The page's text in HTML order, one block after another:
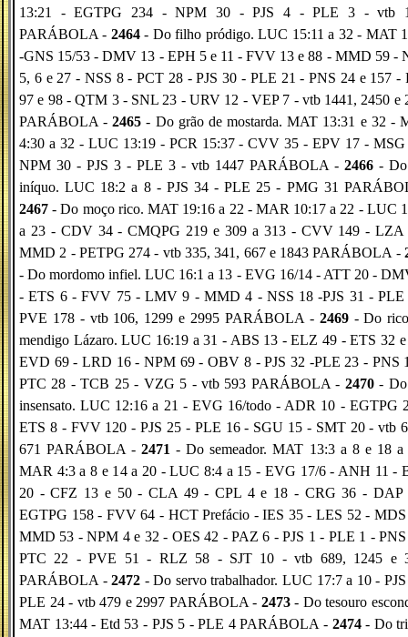
13:21 - EGTPG 234 - NPM 30 - PJS 4 - PLE 3 - vtb
PARÁBOLA - 2464- Do filho pródigo. LUC 15:11 a 32 - MAT
-GNS 15/53 - DMV 13 - EPH 5 e 11 - FVV 13 e 88 - MMD 59 -
5, 6 e 27 - NSS 8 - PCT 28 - PJS 30 - PLE 21 - PNS 24 e 157 -
97 e 98 - QTM 3 - SNL 23 - URV 12 - VEP 7 - vtb 1441, 2450 e
PARÁBOLA -2465 - Do grão de mostarda. MAT 13:31 e 32 -
4:30 a 32 - LUC 13:19 - PCR 15:37 - CVV 35 - EPV 17 -
NPM 30 - PJS 3 - PLE 3 - vtb 1447 PARÁBOLA - 2466 -
iníquo. LUC 18:2 a 8 - PJS 34 - PLE 25 - PMG 31
2467 - Do moço rico. MAT 19:16 a 22 - MAR 10:17 a 22 - LUC
a 23 - CDV 34 - CMQPG 219 e 309 a 313 - CVV 149 - LZA
MMD 2 - PETPG 274 - vtb 335, 341, 667 e 1843 PARÁBOLA -
- Do mordomo infiel. LUC 16:1 a 13 - EVG 16/14 - ATT 20 -
- ETS 6 - FVV 75 - LMV 9 - MMD 4 - NSS 18 -PJS 31 - PLE
PVE 178 - vtb 106, 1299 e 2995 PARÁBOLA - 2469- Do
mendigo Lázaro. LUC 16:19 a 31 - ABS 13 - ELZ 49 - ETS 32
EVD 69 - LRD 16 - NPM 69 - OBV 8 - PJS 32 -PLE 23 - PNS
PTC 28 - TCB 25 - VZG 5 - vtb 593 PARÁBOLA - 2470- Do
insensato. LUC 12:16 a 21 - EVG 16/todo - ADR 10 - EGTPG
ETS 8 - FVV 120 - PJS 25 - PLE 16 - SGU 15 - SMT 20 - vtb
671 PARÁBOLA -2471 - Do semeador. MAT 13:3 a 8 e 18
MAR 4:3 a 8 e 14 a 20 - LUC 8:4 a 15 - EVG 17/6 - ANH 11 -
20 - CFZ 13 e 50 - CLA 49 - CPL 4 e 18 - CRG 36 - DAP
EGTPG 158 - FVV 64 - HCT Prefácio - IES 35 - LES 52 -
MMD 53 - NPM 4 e 32 - OES 42 - PAZ 6 - PJS 1 - PLE 1 -
PTC 22 - PVE 51 - RLZ 58 - SJT 10 - vtb 689, 1245 e
PARÁBOLA -2472 - Do servo trabalhador. LUC 17:7 a 10 -
PLE 24 - vtb 479 e 2997 PARÁBOLA - 2473- Do tesouro
MAT 13:44 - Etd 53 - PJS 5 - PLE 4 PARÁBOLA - 2474- Do